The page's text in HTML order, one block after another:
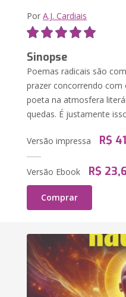
PorA.J. Cardiais
Sinopse
Poemas radicais são
prazer concorrendo com
poeta na atmosfera
quedas. É justamente
Versão impressa R$
Versão Ebook R$
Comprar